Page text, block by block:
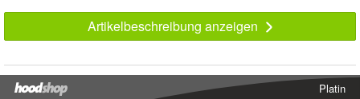
Artikelbeschreibung anzeigen
Platin